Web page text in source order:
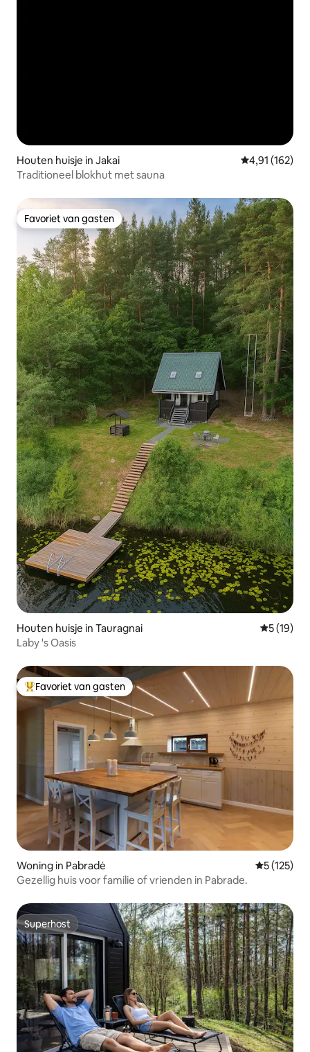
Houten huisje in Jakai Gemiddelde
4,91 (162)
Traditioneel blokhut met sauna
Favoriet van gasten
Favoriet van gasten
Houten huisje in Tauragnai
5 (19)
Laby 's Oasis
Topfavoriet van gasten
Favoriet van gasten
Woning in Pabradė
5 (125)
Gezellig huis voor familie of vrienden in Pabrade.
Superhost
Superhost